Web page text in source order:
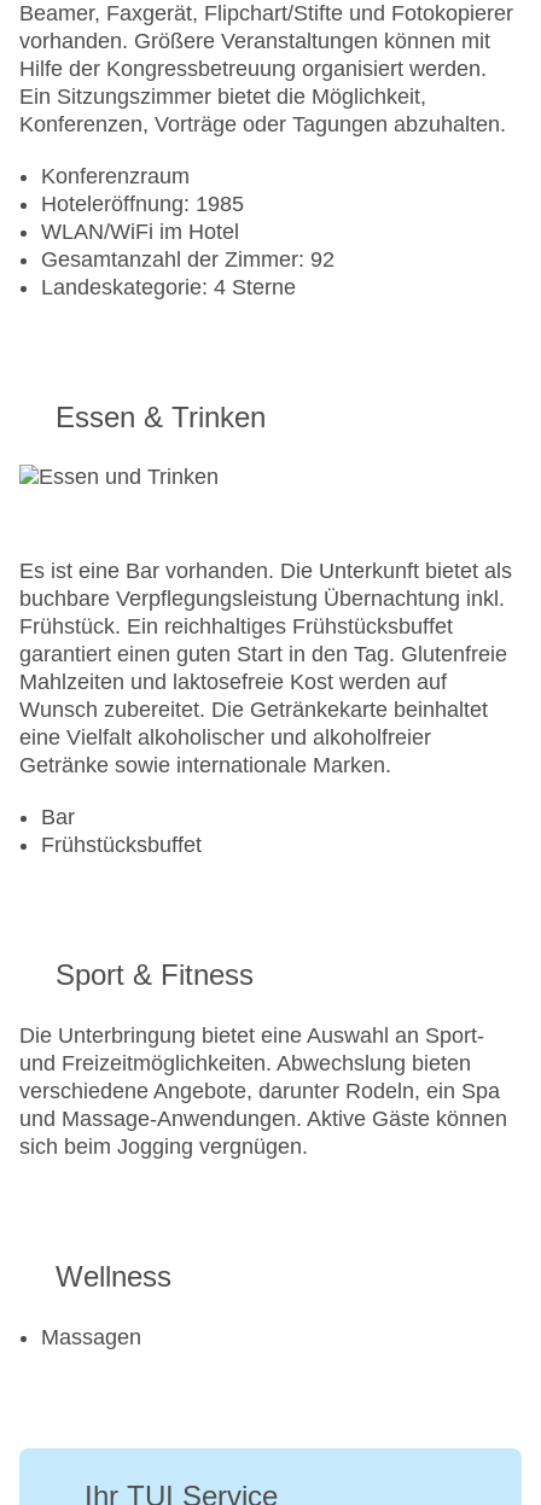
Beamer, Faxgerät, Flipchart/Stifte und Fotokopierer
vorhanden. Größere Veranstaltungen können mit
Hilfe der Kongressbetreuung organisiert werden.
Ein Sitzungszimmer bietet die Möglichkeit,
Konferenzen, Vorträge oder Tagungen abzuhalten.
Konferenzraum
Hoteleröffnung: 1985
WLAN/WiFi im Hotel
Gesamtanzahl der Zimmer: 92
Landeskategorie: 4 Sterne
Essen & Trinken
Es ist eine Bar vorhanden. Die Unterkunft bietet als
buchbare Verpflegungsleistung Übernachtung inkl.
Frühstück. Ein reichhaltiges Frühstücksbuffet
garantiert einen guten Start in den Tag. Glutenfreie
Mahlzeiten und laktosefreie Kost werden auf
Wunsch zubereitet. Die Getränkekarte beinhaltet
eine Vielfalt alkoholischer und alkoholfreier
Getränke sowie internationale Marken.
Bar
Frühstücksbuffet
Sport & Fitness
Die Unterbringung bietet eine Auswahl an Sport-
und Freizeitmöglichkeiten. Abwechslung bieten
verschiedene Angebote, darunter Rodeln, ein Spa
und Massage-Anwendungen. Aktive Gäste können
sich beim Jogging vergnügen.
Wellness
Massagen
Ihr TUI Service